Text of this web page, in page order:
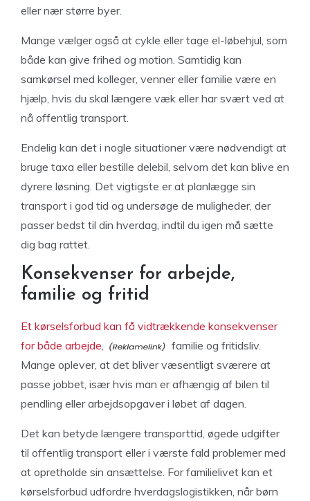
eller nær større byer.
Mange vælger også at cykle eller tage el-løbehjul, som
både kan give frihed og motion. Samtidig kan
samkørsel med kolleger, venner eller familie være en
hjælp, hvis du skal længere væk eller har svært ved at
nå offentlig transport.
Endelig kan det i nogle situationer være nødvendigt at
bruge taxa eller bestille delebil, selvom det kan blive en
dyrere løsning. Det vigtigste er at planlægge sin
transport i god tid og undersøge de muligheder, der
passer bedst til din hverdag, indtil du igen må sætte
dig bag rattet.
Konsekvenser for arbejde,
familie og fritid
Et kørselsforbud kan få vidtrækkende konsekvenser
for både arbejde,
familie og fritidsliv.
Mange oplever, at det bliver væsentligt sværere at
passe jobbet, især hvis man er afhængig af bilen til
pendling eller arbejdsopgaver i løbet af dagen.
Det kan betyde længere transporttid, øgede udgifter
til offentlig transport eller i værste fald problemer med
at opretholde sin ansættelse. For familielivet kan et
kørselsforbud udfordre hverdagslogistikken, når børn